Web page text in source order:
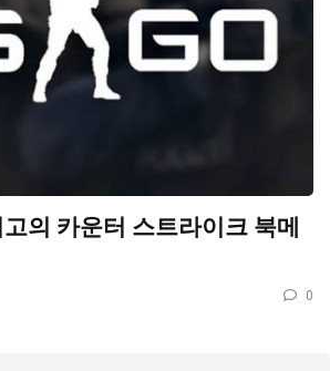
의 카운터 스트라이크 북메
0